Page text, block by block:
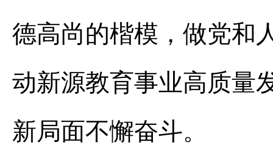
德高尚的楷模，做党和
动新源教育事业高质量
新局面不懈奋斗。